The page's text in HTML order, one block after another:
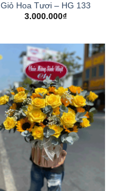
Giỏ Hoa Tươi – HG 133
3.000.000₫